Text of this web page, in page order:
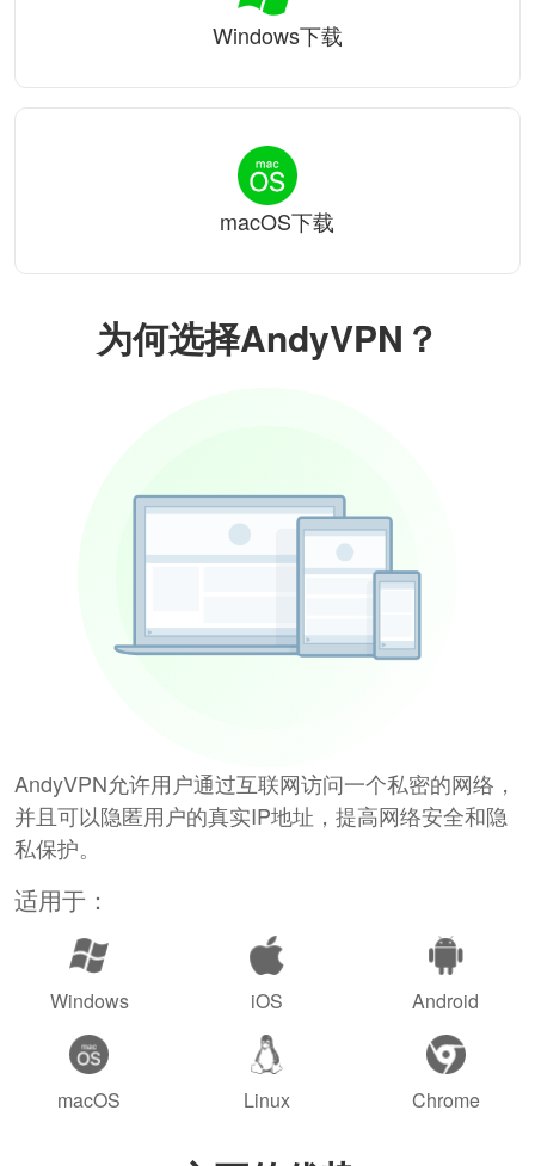
为何选择AndyVPN？
AndyVPN允许用户通过互联网访问一个私密的网络，
并且可以隐匿用户的真实IP地址，提高网络安全和隐
私保护。
适用于：
Windows iOS Android
macOS Linux Chrome
Windows下载
macOS下载